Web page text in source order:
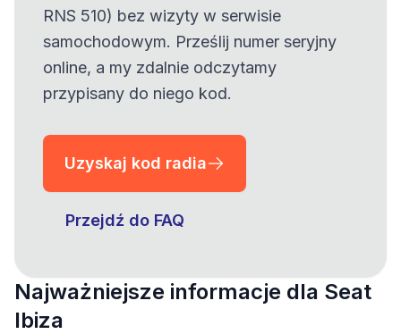
RNS 510) bez wizyty w serwisie
samochodowym. Prześlij numer seryjny
online, a my zdalnie odczytamy
przypisany do niego kod.
Uzyskaj kod radia
Przejdź do FAQ
Najważniejsze informacje dla Seat
Ibiza